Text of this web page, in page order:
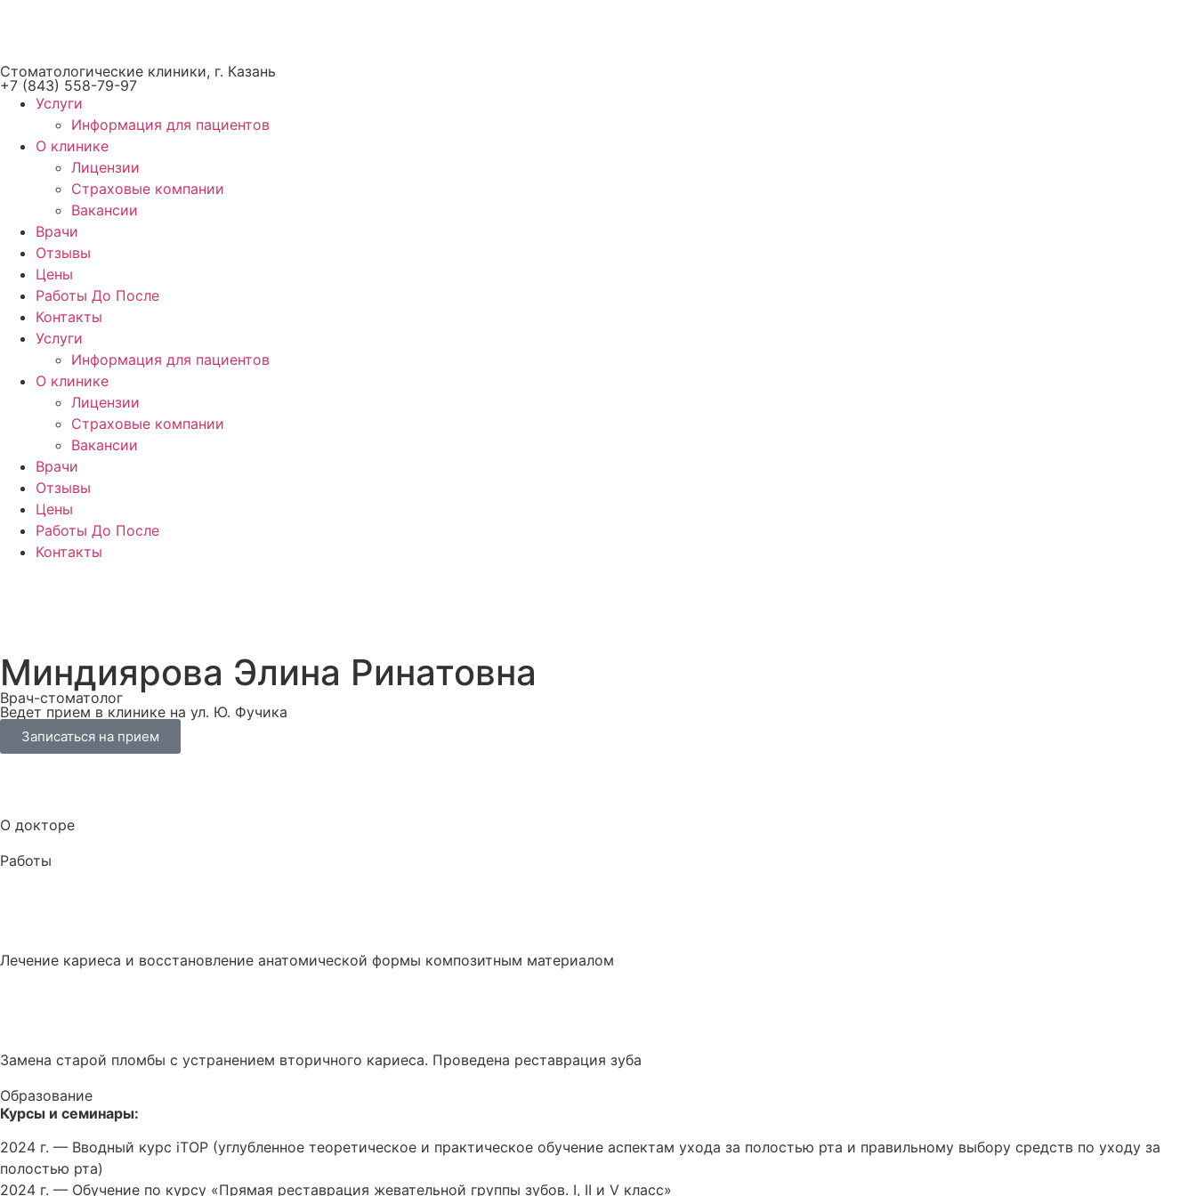
Стоматологические клиники, г. Казань
+7 (843) 558-79-97
Услуги
Информация для пациентов
О клинике
Лицензии
Страховые компании
Вакансии
Врачи
Отзывы
Цены
Работы До После
Контакты
Услуги
Информация для пациентов
О клинике
Лицензии
Страховые компании
Вакансии
Врачи
Отзывы
Цены
Работы До После
Контакты
Миндиярова Элина Ринатовна
Врач-стоматолог
Ведет прием в клинике на ул. Ю. Фучика
Записаться на прием
О докторе
Работы
Лечение кариеса и восстановление анатомической формы композитным материалом
Замена старой пломбы с устранением вторичного кариеса. Проведена реставрация зуба
Образование
Курсы и семинары:
2024 г. — Вводный курс iTOP (углубленное теоретическое и практическое обучение аспектам ухода за полостью рта и правильному выбору средств по уходу за
полостью рта)
2024 г. — Обучение по курсу «Прямая реставрация жевательной группы зубов. I, II и V класс»